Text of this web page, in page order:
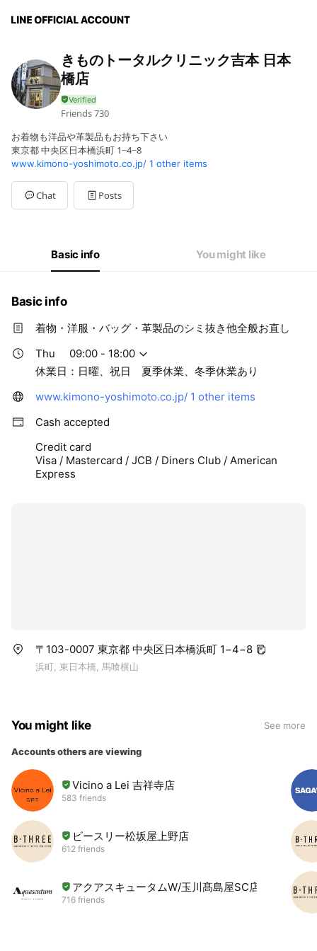
きものトータルクリニック吉本 日本
橋店
Friends730
お着物も洋品や革製品もお持ち下さい
東京都 中央区日本橋浜町 1−4−8
www.kimono-yoshimoto.co.jp/ 1 other items
Chat Posts
Basic info You might like
Basic info
着物・洋服・バッグ・革製品のシミ抜き他全般お直し
Thu
09:00 - 18:00
休業日：日曜、祝日 夏季休業、冬季休業あり
www.kimono-yoshimoto.co.jp/ 1 other items
Cash accepted
Credit card
Visa / Mastercard / JCB / Diners Club / American
Express
〒103-0007 東京都 中央区日本橋浜町 1−4−8
浜町, 東日本橋, 馬喰横山
You might like See more
Accounts others are viewing
Vicino a Lei 吉祥寺店
583 friends
ビースリー松坂屋上野店
612 friends
アクアスキュータムW/玉川髙島屋SC店
716 friends